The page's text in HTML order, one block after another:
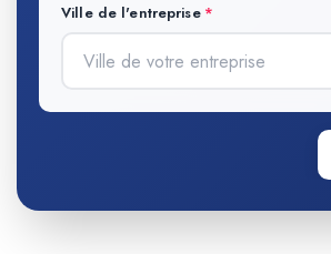
Ville de l'entreprise